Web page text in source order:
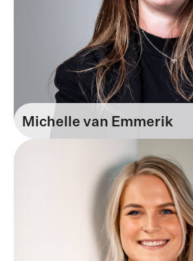
Michelle van Emmerik
Recruiter